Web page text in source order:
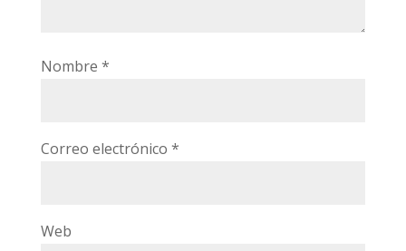
Nombre *
Correo electrónico *
Web